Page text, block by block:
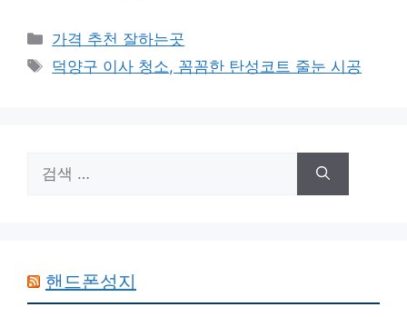
카
테
고
가격 추천 잘하는곳
태
덕양구 이사 청소, 꼼꼼한 탄성코트 줄눈 시공
색:
핸드폰성지